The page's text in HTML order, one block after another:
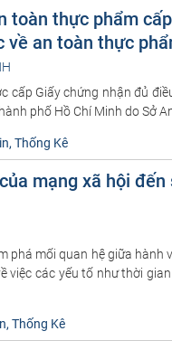
toàn thực phẩm
về an toàn thực
cấp Giấy chứng nhận đủ
phố Hồ Chí Minh do Sở
Thống Kê
mạng xã hội
phá mối quan hệ giữa
việc các yếu tố như thời
Thống Kê